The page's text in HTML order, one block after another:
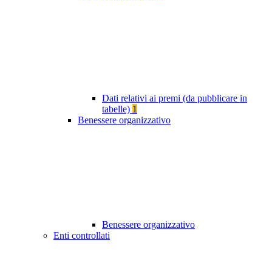
Dati relativi ai premi (da pubblicare in
tabelle) 1
Benessere organizzativo
Benessere organizzativo
Enti controllati